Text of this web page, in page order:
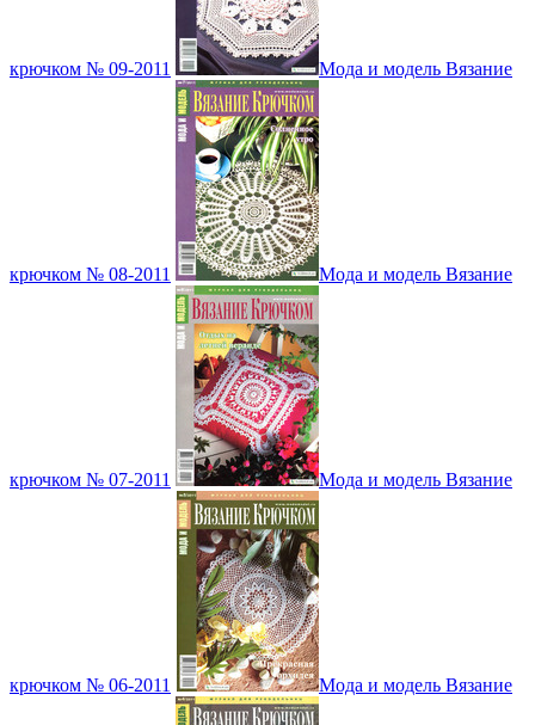
крючком № 09-2011 Мода и модель Вязание
крючком № 08-2011 Мода и модель Вязание
крючком № 07-2011 Мода и модель Вязание
крючком № 06-2011 Мода и модель Вязание